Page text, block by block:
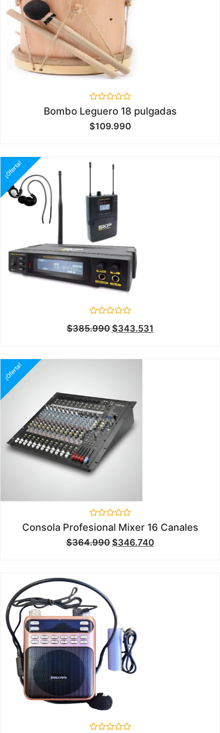
en
0
de
Bombo Leguero 18 pulgadas
$109.990
¡Oferta!
en
$385.990 $343.531
¡Oferta!
Valorado
en
0
de
Consola Profesional Mixer 16 Canales
$364.990 $346.740